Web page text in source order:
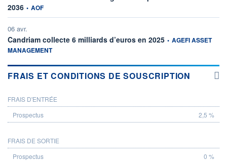
2036 information fournie par
• AOF
06 avr.
Candriam collecte 6 milliards d’euros en 2025 information fournie par
• AGEFI ASSET
MANAGEMENT
FRAIS ET CONDITIONS DE SOUSCRIPTION
PROSPECTUS
FRAIS D'ENTRÉE
2,5 %
FRAIS DE SORTIE
0 %